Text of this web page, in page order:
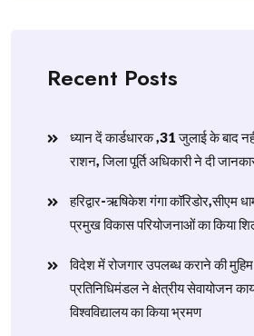
Recent Posts
ध्यान दें कार्डधारक ,31 जुलाई के बाद
राशन, जिला पूर्ति अधिकारी ने दी
हरिद्वार-ऋषिकेश गंगा कॉरिडोर,सीएम
प्रमुख विकास परियोजनाओं का किया
विदेश में रोजगार उपलब्ध कराने की
प्रतिनिधिमंडल ने क्षेत्रीय सेवायोजन
विश्वविद्यालय का किया भ्रमण